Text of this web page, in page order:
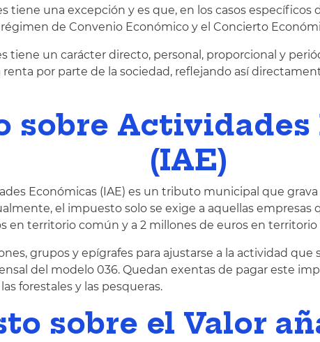
tiene una excepción y es que, en los casos específicos
régimen de Convenio Económico y el Concierto
tiene un carácter directo, personal, proporcional y
por parte de la sociedad, reflejando así
sobre Actividades
(IAE)
Económicas (IAE) es un tributo municipal que
el impuesto solo se exige a aquellas
en territorio común y a 2 millones de euros en territorio
grupos y epígrafes para ajustarse a la actividad que
del modelo 036. Quedan exentas de pagar este
forestales y las pesqueras.
sobre el Valor